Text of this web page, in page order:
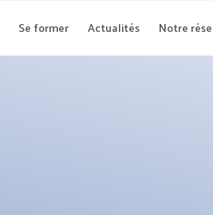
Se former Actualités Notre